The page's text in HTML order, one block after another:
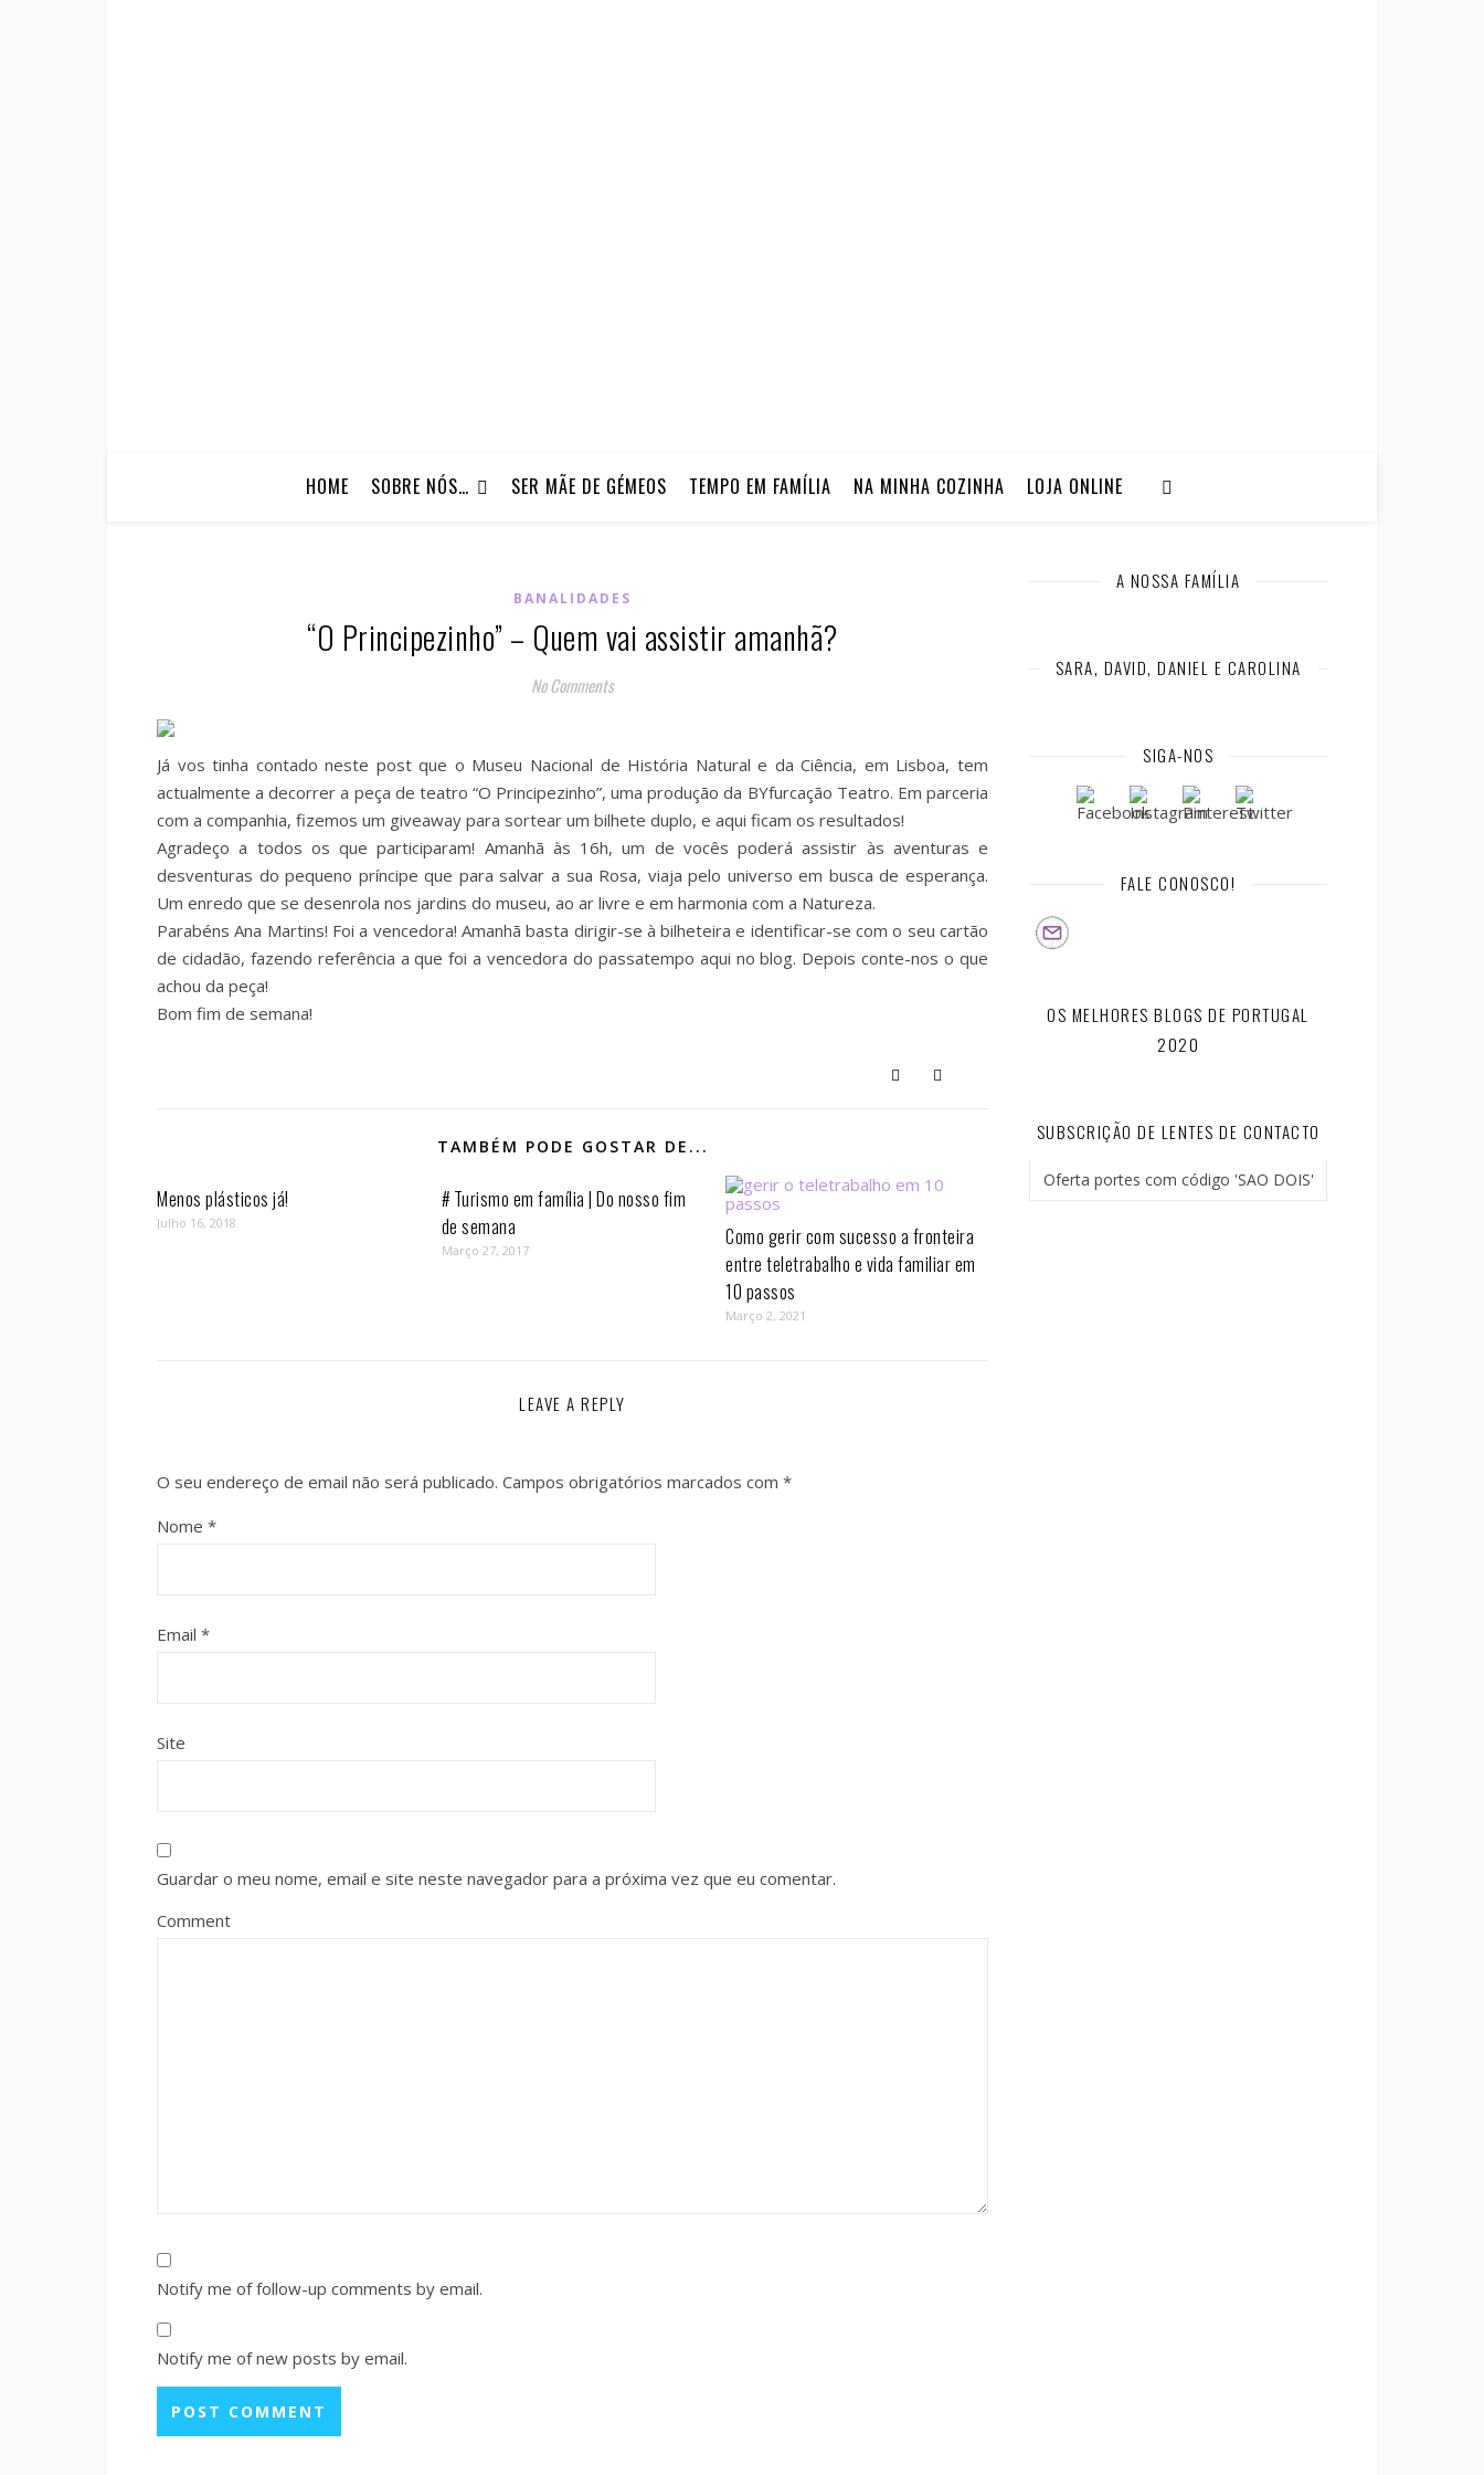
HOME SOBRE NÓS… SER MÃE DE GÉMEOS TEMPO EM FAMÍLIA NA MINHA COZINHA LOJA ONLINE
BANALIDADES
“O Principezinho” – Quem vai assistir amanhã?
No Comments
Já vos tinha contado neste post que o Museu Nacional de História Natural e da Ciência, em Lisboa, tem
actualmente a decorrer a peça de teatro “O Principezinho”, uma produção da BYfurcação Teatro. Em parceria
com a companhia, fizemos um giveaway para sortear um bilhete duplo, e aqui ficam os resultados!
Agradeço a todos os que participaram! Amanhã às 16h, um de vocês poderá assistir às aventuras e
desventuras do pequeno príncipe que para salvar a sua Rosa, viaja pelo universo em busca de esperança.
Um enredo que se desenrola nos jardins do museu, ao ar livre e em harmonia com a Natureza.
Parabéns Ana Martins! Foi a vencedora! Amanhã basta dirigir-se à bilheteira e identificar-se com o seu cartão
de cidadão, fazendo referência a que foi a vencedora do passatempo aqui no blog. Depois conte-nos o que
achou da peça!
Bom fim de semana!
TAMBÉM PODE GOSTAR DE...
Menos plásticos já!
Julho 16, 2018
# Turismo em família | Do nosso fim
de semana
Março 27, 2017
Como gerir com sucesso a fronteira
entre teletrabalho e vida familiar em
10 passos⁣
Março 2, 2021
LEAVE A REPLY
O seu endereço de email não será publicado. Campos obrigatórios marcados com *
Nome *
Email *
Site
Guardar o meu nome, email e site neste navegador para a próxima vez que eu comentar.
Comment
Notify me of follow-up comments by email.
Notify me of new posts by email.
A NOSSA FAMÍLIA
SARA, DAVID, DANIEL E CAROLINA
SIGA-NOS
FALE CONOSCO!
OS MELHORES BLOGS DE PORTUGAL
2020
SUBSCRIÇÃO DE LENTES DE CONTACTO
Oferta portes com código 'SAO DOIS'